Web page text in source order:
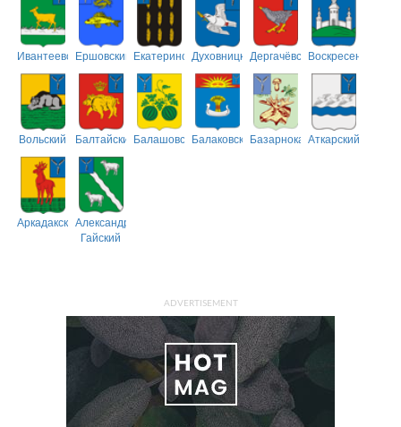
ИвантеевскийЕршовский ЕкатериновскийДуховницкийДергачёвскийВоскресенский
Вольский БалтайскийБалашовскийБалаковскийБазарнокарабулакский
Аткарский
АркадакскийАлександрово-
Гайский
ADVERTISEMENT